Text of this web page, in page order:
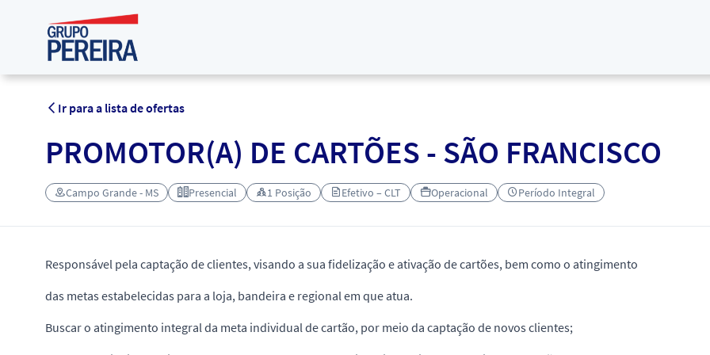
Ir para a lista de ofertas
PROMOTOR(A) DE CARTÕES - SÃO FRANCISCO
Campo Grande - MS Presencial 1 Posição Efetivo – CLT Operacional Período Integral
Responsável pela captação de clientes, visando a sua fidelização e ativação de cartões, bem como o atingimento
das metas estabelecidas para a loja, bandeira e regional em que atua.
Buscar o atingimento integral da meta individual de cartão, por meio da captação de novos clientes;